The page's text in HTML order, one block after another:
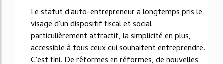
Le statut d'auto-entrepreneur a longtemps pris le
visage d'un dispositif fiscal et social
particulièrement attractif, la simplicité en plus,
accessible à tous ceux qui souhaitent entreprendre.
C'est fini. De réformes en réformes, de nouvelles